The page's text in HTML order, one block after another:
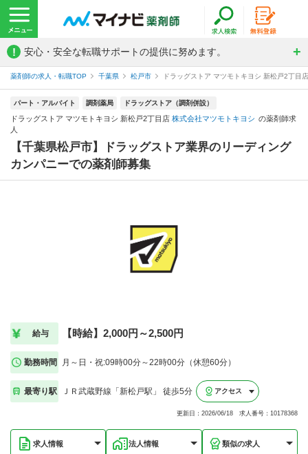
! 安心・安全な転職サポートの提供に努めます。
薬剤師の求人・転職TOP 千葉県 松戸市 ドラッグストア マツモトキヨシ 新松戸2丁
パート・アルバイト 調剤薬局 ドラッグストア（調剤併設）
ドラッグストア マツモトキヨシ 新松戸2丁目店 株式会社マツモトキヨシ の薬剤師求
人
【千葉県松戸市】ドラッグストア業界のリーディング
カンパニーでの薬剤師募集
給与 【時給】2,000円～2,500円
勤務時間 月～日・祝:09時00分～22時00分（休憩60分）
最寄り駅 ＪＲ武蔵野線「新松戸駅」 徒歩5分 アクセス
更新日：2026/06/18 求人番号：10178368
求人情報 法人情報 類似の求人